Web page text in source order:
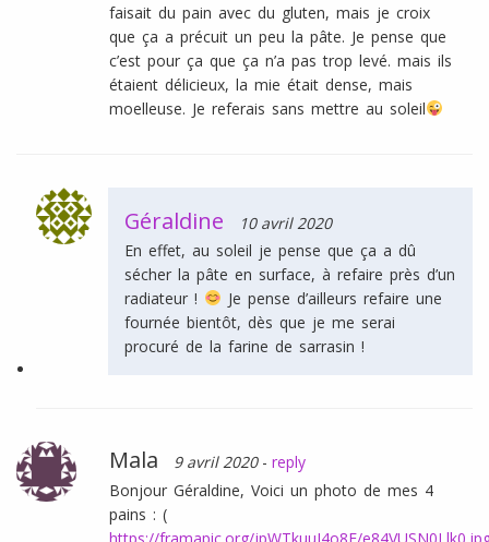
faisait du pain avec du gluten, mais je croix
que ça a précuit un peu la pâte. Je pense que
c’est pour ça que ça n’a pas trop levé. mais ils
étaient délicieux, la mie était dense, mais
moelleuse. Je referais sans mettre au soleil
Géraldine
10 avril 2020
En effet, au soleil je pense que ça a dû
sécher la pâte en surface, à refaire près d’un
radiateur !
Je pense d’ailleurs refaire une
fournée bientôt, dès que je me serai
procuré de la farine de sarrasin !
Mala 9 avril 2020 - reply
Bonjour Géraldine, Voici un photo de mes 4
pains : (